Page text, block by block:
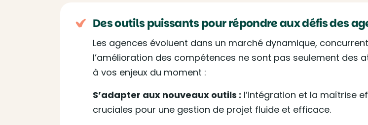
Des outils puissants pour répondre aux défis des
Les agences évoluent dans un marché dynamique,
l’amélioration des compétences ne sont pas seulement des
à vos enjeux du moment :
S’adapter aux nouveaux outils : l’intégration et la maîtrise
cruciales pour une gestion de projet fluide et efficace.